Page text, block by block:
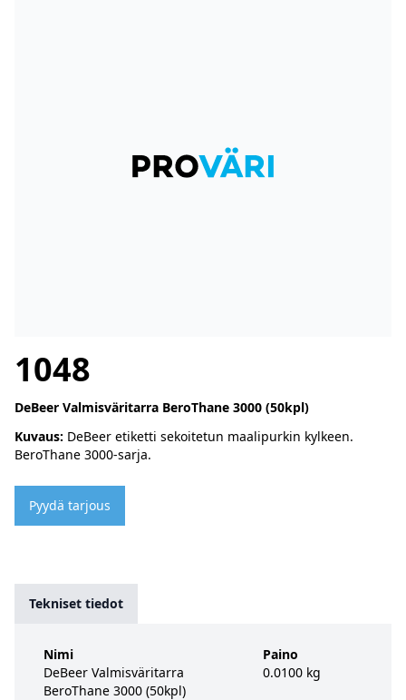
1048
DeBeer Valmisväritarra BeroThane 3000 (50kpl)
Kuvaus: DeBeer etiketti sekoitetun maalipurkin kylkeen.
BeroThane 3000-sarja.
Pyydä tarjous
Tekniset tiedot
Nimi
DeBeer Valmisväritarra
BeroThane 3000 (50kpl)
Paino
0.0100 kg